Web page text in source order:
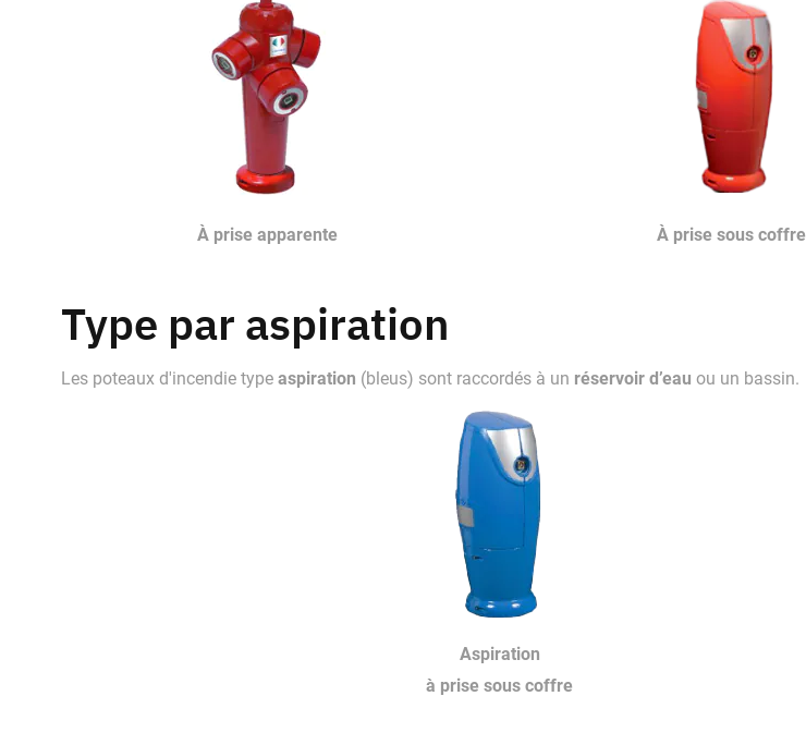
À prise apparente À prise sous coffre
Type par aspiration
Les poteaux d'incendie type aspiration (bleus) sont raccordés à un réservoir d’eau ou un bassin.
Aspiration
à prise sous coffre